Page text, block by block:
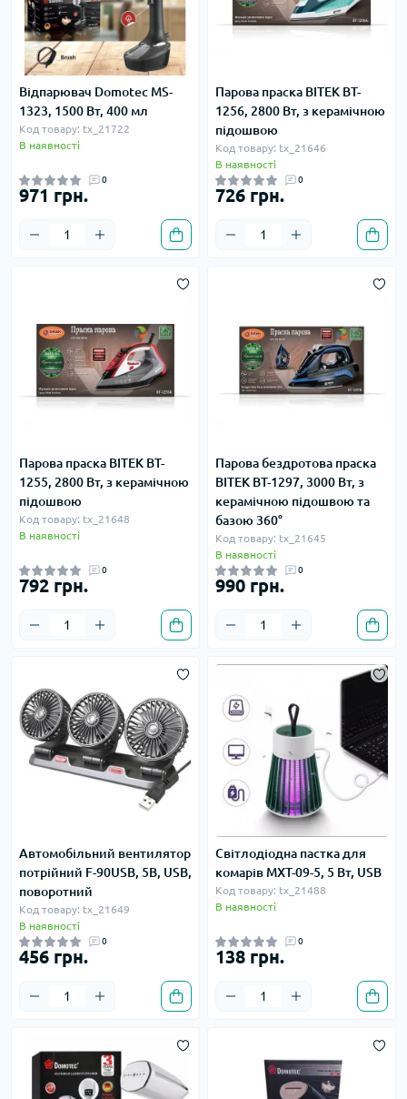
Відпарювач Domotec MS-
1323, 1500 Вт, 400 мл
Код товару: tx_21722
В наявності
0
971 грн.
Парова праска BITEK BT-
1256, 2800 Вт, з керамічною
підошвою
Код товару: tx_21646
В наявності
0
726 грн.
Парова праска BITEK BT-
1255, 2800 Вт, з керамічною
підошвою
Код товару: tx_21648
В наявності
0
792 грн.
Парова бездротова праска
BITEK BT-1297, 3000 Вт, з
керамічною підошвою та
базою 360°
Код товару: tx_21645
В наявності
0
990 грн.
Автомобільний вентилятор
потрійний F-90USB, 5В, USB,
поворотний
Код товару: tx_21649
В наявності
0
456 грн.
Світлодіодна пастка для
комарів MXT-09-5, 5 Вт, USB
Код товару: tx_21488
В наявності
0
138 грн.